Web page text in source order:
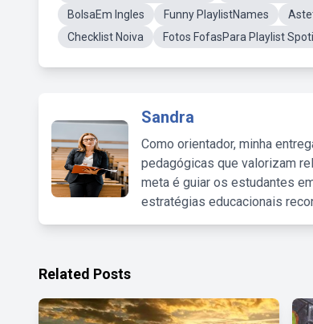
BolsaEm Ingles
Funny PlaylistNames
Checklist Noiva
Fotos FofasPara Playlist
Sandra
Como orientador, minha
pedagógicas que valorizam
meta é guiar os estudantes
estratégias educacionais
Related Posts